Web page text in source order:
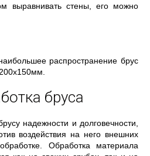
выравнивать стены, его можно
распространение брус
бруса
надежности и долговечности,
воздействия на него внешних
Обработка материала